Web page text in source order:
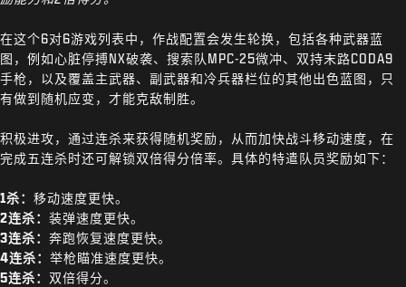
在这个6对6游戏列表中，作战配置会发生轮换，包括各种武器蓝
图，例如心脏停搏NX破袭、搜索队MPC-25微冲、双持末路CODA9
手枪，以及覆盖主武器、副武器和冷兵器栏位的其他出色蓝图，只
有做到随机应变，才能克敌制胜。
积极进攻，通过连杀来获得随机奖励，从而加快战斗移动速度，在
完成五连杀时还可解锁双倍得分倍率。具体的特遣队员奖励如下：
1杀： 移动速度更快。
2连杀： 装弹速度更快。
3连杀： 奔跑恢复速度更快。
4连杀： 举枪瞄准速度更快。
5连杀： 双倍得分。